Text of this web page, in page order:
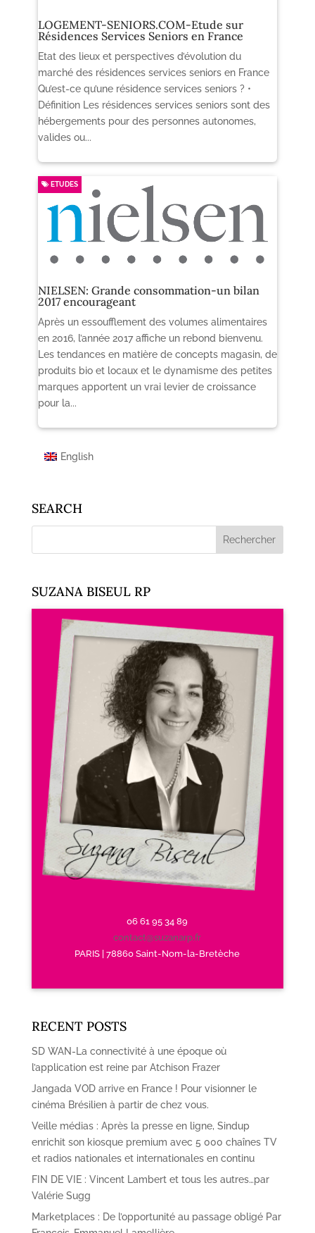
LOGEMENT-SENIORS.COM-Etude sur
Résidences Services Seniors en France
Etat des lieux et perspectives d’évolution du
marché des résidences services seniors en France
Qu’est-ce qu’une résidence services seniors ? •
Définition Les résidences services seniors sont des
hébergements pour des personnes autonomes,
valides ou...
NIELSEN: Grande consommation-un bilan
2017 encourageant
ETUDES
Après un essoufflement des volumes alimentaires
en 2016, l’année 2017 affiche un rebond bienvenu.
Les tendances en matière de concepts magasin, de
produits bio et locaux et le dynamisme des petites
marques apportent un vrai levier de croissance
pour la...
English
SEARCH
SUZANA BISEUL RP
06 61 95 34 89
contact@suzanarp.fr
PARIS | 78860 Saint-Nom-la-Bretèche
RECENT POSTS
SD WAN-La connectivité à une époque où
l’application est reine par Atchison Frazer
Jangada VOD arrive en France ! Pour visionner le
cinéma Brésilien à partir de chez vous.
Veille médias : Après la presse en ligne, Sindup
enrichit son kiosque premium avec 5 000 chaînes TV
et radios nationales et internationales en continu
FIN DE VIE : Vincent Lambert et tous les autres…par
Valérie Sugg
Marketplaces : De l’opportunité au passage obligé Par